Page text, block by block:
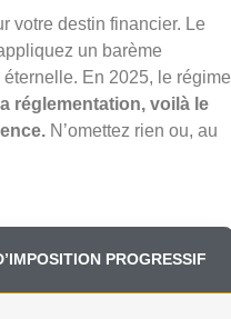
votre destin financier. Le
un barème
En 2025, le régime
réglementation, voilà le
N’omettez rien ou, au
PROGRESSIF